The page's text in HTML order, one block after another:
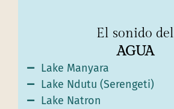
El sonido del
AGUA
Lake Manyara
Lake Ndutu (Serengeti)
Lake Natron